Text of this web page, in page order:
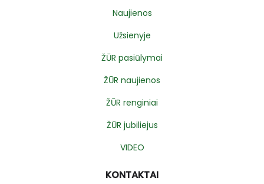
Naujienos
Užsienyje
ŽŪR pasiūlymai
ŽŪR naujienos
ŽŪR renginiai
ŽŪR jubiliejus
VIDEO
KONTAKTAI